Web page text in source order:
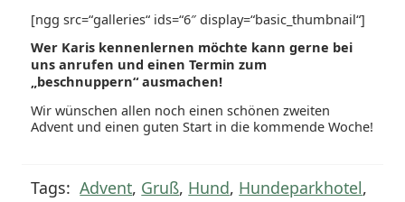
[ngg src=“galleries“ ids=“6″ display=“basic_thumbnail“]
Wer Karis kennenlernen möchte kann gerne bei
uns anrufen und einen Termin zum
„beschnuppern“ ausmachen!
Wir wünschen allen noch einen schönen zweiten
Advent und einen guten Start in die kommende Woche!
Tags:Advent, Gruß, Hund, Hundeparkhotel,